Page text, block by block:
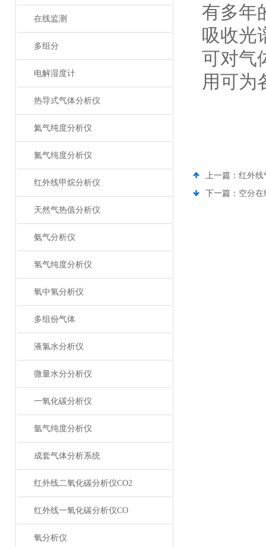
在线监测
多组分
电解湿度计
热导式气体分析仪
氦气纯度分析仪
氮气纯度分析仪
红外线甲烷分析仪
天然气热值分析仪
氨气分析仪
氢气纯度分析仪
氧中氢分析仪
多组份气体
液氯水分析仪
微量水分分析仪
一氧化碳分析仪
氩气纯度分析仪
成套气体分析系统
红外线二氧化碳分析仪CO2
红外线一氧化碳分析仪CO
氧分析仪
有多年
吸收光
可对气
用可为
上一篇： 红外线
下一篇： 空分在